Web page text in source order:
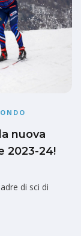
nuova
2023-24!
di sci di